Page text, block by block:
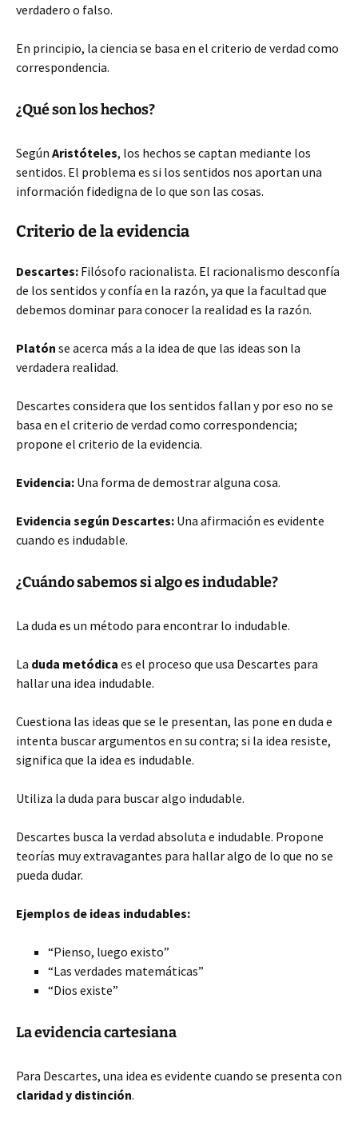
verdadero o falso.
En principio, la ciencia se basa en el criterio de verdad como
correspondencia.
¿Qué son los hechos?
Según Aristóteles, los hechos se captan mediante los
sentidos. El problema es si los sentidos nos aportan una
información fidedigna de lo que son las cosas.
Criterio de la evidencia
Descartes: Filósofo racionalista. El racionalismo desconfía
de los sentidos y confía en la razón, ya que la facultad que
debemos dominar para conocer la realidad es la razón.
Platón se acerca más a la idea de que las ideas son la
verdadera realidad.
Descartes considera que los sentidos fallan y por eso no se
basa en el criterio de verdad como correspondencia;
propone el criterio de la evidencia.
Evidencia: Una forma de demostrar alguna cosa.
Evidencia según Descartes: Una afirmación es evidente
cuando es indudable.
¿Cuándo sabemos si algo es indudable?
La duda es un método para encontrar lo indudable.
La duda metódica es el proceso que usa Descartes para
hallar una idea indudable.
Cuestiona las ideas que se le presentan, las pone en duda e
intenta buscar argumentos en su contra; si la idea resiste,
significa que la idea es indudable.
Utiliza la duda para buscar algo indudable.
Descartes busca la verdad absoluta e indudable. Propone
teorías muy extravagantes para hallar algo de lo que no se
pueda dudar.
Ejemplos de ideas indudables:
“Pienso, luego existo”
“Las verdades matemáticas”
“Dios existe”
La evidencia cartesiana
Para Descartes, una idea es evidente cuando se presenta con
claridad y distinción.